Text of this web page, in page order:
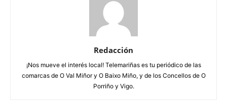
Redacción
¡Nos mueve el interés local! Telemariñas es tu periódico de las
comarcas de O Val Miñor y O Baixo Miño, y de los Concellos de O
Porriño y Vigo.